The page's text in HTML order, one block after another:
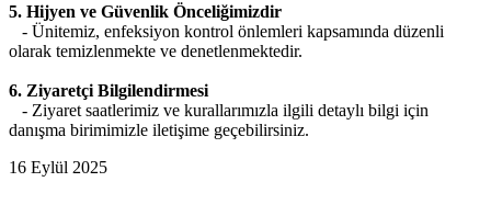
5. Hijyen ve Güvenlik Önceliğimizdir
- Ünitemiz, enfeksiyon kontrol önlemleri kapsamında düzenli
olarak temizlenmekte ve denetlenmektedir.
6. Ziyaretçi Bilgilendirmesi
- Ziyaret saatlerimiz ve kurallarımızla ilgili detaylı bilgi için
danışma birimimizle iletişime geçebilirsiniz.
16 Eylül 2025